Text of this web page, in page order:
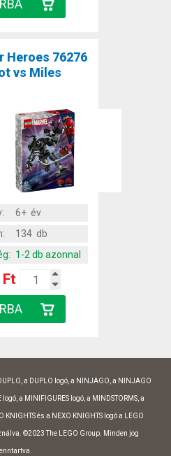
Heroes 76276
vs Miles
6+ év
134 db
1-2 db azonnal
a DUPLO logó, a NINJAGO, a NINJAGO
logó, a MINIFIGURES logó, a MINDSTORMS, a
KNIGHTS és a NEXO KNIGHTS logó a LEGO
©2023 The LEGO Group. Minden jog